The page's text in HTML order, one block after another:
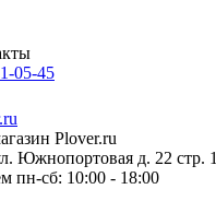
05-45
Plover.ru
Южнопортовая д. 22 стр. 1
пн-сб: 10:00 - 18:00